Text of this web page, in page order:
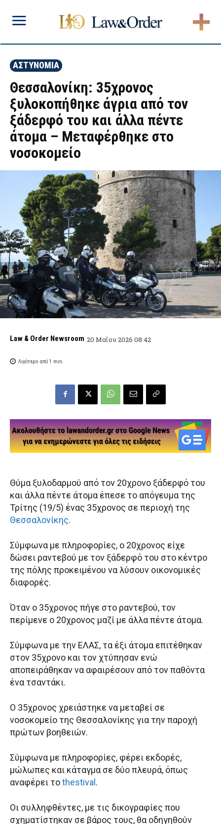
ΑΣΤΥΝΟΜΙΑ
Θεσσαλονίκη: 35χρονος
ξυλοκοπήθηκε άγρια από τον
ξάδερφό του και άλλα πέντε
άτομα – Μεταφέρθηκε στο
νοσοκομείο
Law & Order Newsroom 20 Μαΐου 2026 08:42
Λιγότερο από 1 min.
Θύμα ξυλοδαρμού από τον 20χρονο ξάδερφό του
και άλλα πέντε άτομα έπεσε το απόγευμα της
Τρίτης (19/5) ένας 35χρονος σε περιοχή της
Θεσσαλονίκης.
Σύμφωνα με πληροφορίες, ο 20χρονος είχε
δώσει ραντεβού με τον ξάδερφό του στο κέντρο
της πόλης προκειμένου να λύσουν οικονομικές
διαφορές.
Όταν ο 35χρονος πήγε στο ραντεβού, τον
περίμενε ο 20χρονος μαζί με άλλα πέντε άτομα.
Σύμφωνα με την ΕΛΑΣ, τα έξι άτομα επιτέθηκαν
στον 35χρονο και τον χτύπησαν ενώ
αποπειράθηκαν να αφαιρέσουν από τον παθόντα
ένα τσαντάκι.
Ο 35χρονος χρειάστηκε να μεταβεί σε
νοσοκομείο της Θεσσαλονίκης για την παροχή
πρώτων βοηθειών.
Σύμφωνα με πληροφορίες, φέρει εκδορές,
μώλωπες και κάταγμα σε δύο πλευρά, όπως
αναφέρει τοthestival .
Οι συλληφθέντες, με τις δικογραφίες που
σχηματίστηκαν σε βάρος τους, θα οδηγηθούν